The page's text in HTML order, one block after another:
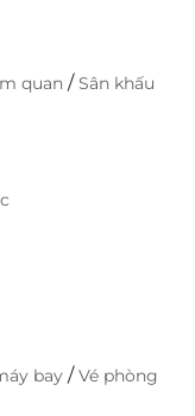
thực từ đối
bỏ lỡ
Season Hotel là
có hạn - hãy đặt
giãn, an toàn với
LifeLink
quan /Sân khấu
bay /Vé phòng